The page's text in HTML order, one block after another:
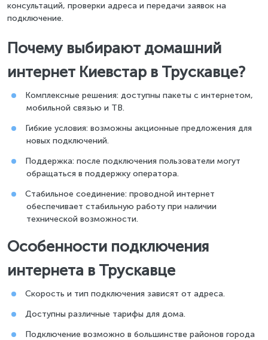
консультаций, проверки адреса и передачи заявок на
подключение.
Почему выбирают домашний
интернет Киевстар в Трускавце?
Комплексные решения: доступны пакеты с интернетом,
мобильной связью и ТВ.
Гибкие условия: возможны акционные предложения для
новых подключений.
Поддержка: после подключения пользователи могут
обращаться в поддержку оператора.
Стабильное соединение: проводной интернет
обеспечивает стабильную работу при наличии
технической возможности.
Особенности подключения
интернета в Трускавце
Скорость и тип подключения зависят от адреса.
Доступны различные тарифы для дома.
Подключение возможно в большинстве районов города